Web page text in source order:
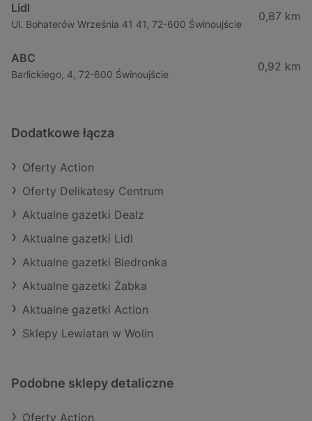
Lidl
Ul. Bohaterów Września 41 41, 72-600 Świnoujście
0,87 km
ABC
Barlickiego, 4, 72-600 Świnoujście
0,92 km
Dodatkowe łącza
Oferty Action
Oferty Delikatesy Centrum
Aktualne gazetki Dealz
Aktualne gazetki Lidl
Aktualne gazetki Biedronka
Aktualne gazetki Żabka
Aktualne gazetki Action
Sklepy Lewiatan w Wolin
Podobne sklepy detaliczne
Oferty Action